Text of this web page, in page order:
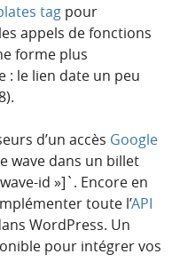
tag pour
appels de fonctions
forme plus
: le lien date un peu
d’un accès Google
wave dans un billet
id »]`. Encore en
toute l’API
WordPress. Un
pour intégrer vos